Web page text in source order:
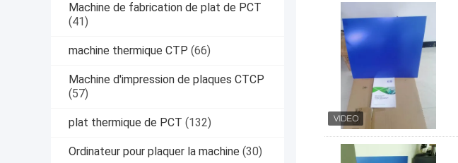
Machine de fabrication de plat de PCT
(41)
machine thermique CTP (66)
Machine d'impression de plaques CTCP
(57)
plat thermique de PCT (132)
Ordinateur pour plaquer la machine (30)